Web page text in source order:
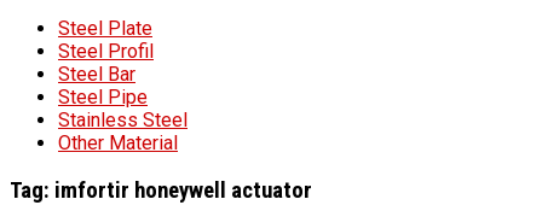
Steel Plate
Steel Profil
Steel Bar
Steel Pipe
Stainless Steel
Other Material
Tag: imfortir honeywell actuator